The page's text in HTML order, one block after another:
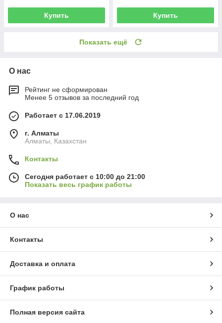
Купить Купить
Показать ещё
О нас
Рейтинг не сформирован
Менее 5 отзывов за последний год
Работает с 17.06.2019
г. Алматы
Алматы, Казахстан
Контакты
Сегодня работает с 10:00 до 21:00
Показать весь график работы
О нас
Контакты
Доставка и оплата
График работы
Полная версия сайта